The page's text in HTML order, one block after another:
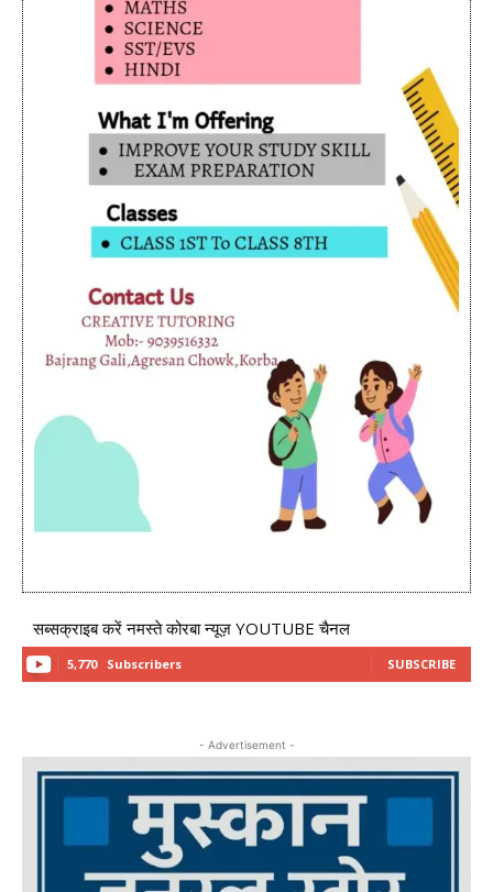
सब्सक्राइब करें नमस्ते कोरबा न्यूज़ YOUTUBE चैनल
5,770 Subscribers SUBSCRIBE
- Advertisement -